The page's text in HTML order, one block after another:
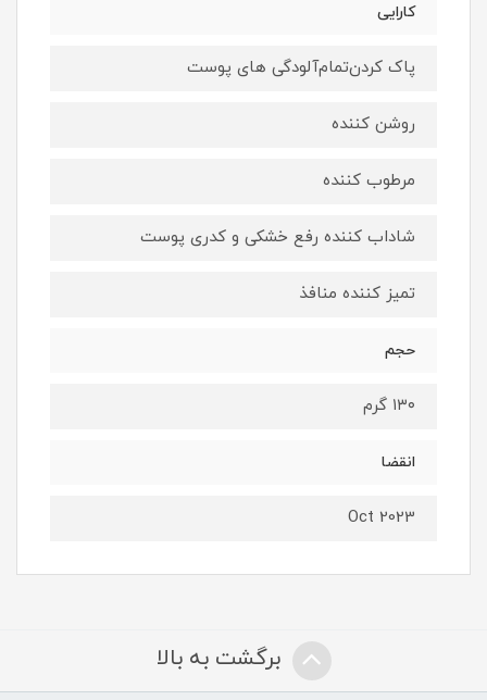
کارایی
پاک کردن‌تمام‌آلودگی های پوست
روشن کننده
مرطوب کننده
شاداب کننده رفع خشکی و کدری پوست
تمیز کننده منافذ
حجم
۱۳۰ گرم
انقضا
Oct 2023
برگشت به بالا